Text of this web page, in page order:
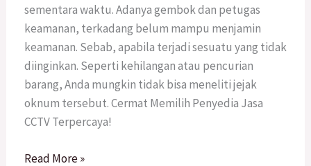
sementara waktu. Adanya gembok dan petugas
keamanan, terkadang belum mampu menjamin
keamanan. Sebab, apabila terjadi sesuatu yang tidak
diinginkan. Seperti kehilangan atau pencurian
barang, Anda mungkin tidak bisa meneliti jejak
oknum tersebut. Cermat Memilih Penyedia Jasa
CCTV Terpercaya!
Read More »